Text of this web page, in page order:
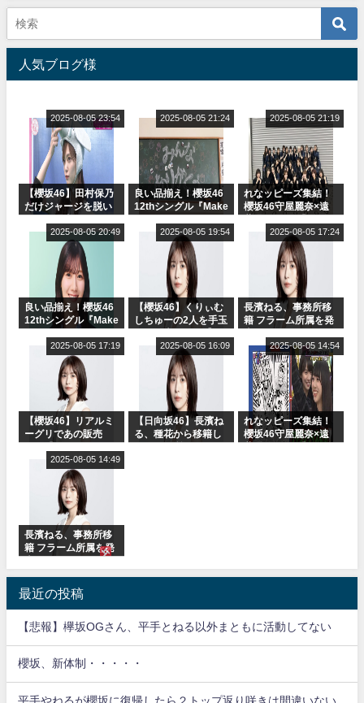
人気ブログ様
【櫻坂46】田村保乃
だけジャージを脱い
2025-08-05 23:54
良い品揃え！櫻坂46
12thシングル『Make
ャルグッズ絶賛販売
2025-08-05 21:24
れなッピーズ集結！
櫻坂46守屋麗奈×遠
ット！」水曜スタジ
オ出演決定
2025-08-05 21:19
良い品揃え！櫻坂46
12thシングル『Make
ャルグッズ絶賛販売
2025-08-05 20:49
【櫻坂46】くりぃむ
しちゅーの2人を手玉
りぃむナンタラ】
2025-08-05 19:54
長濱ねる、事務所移
籍 フラーム所属を発
2025-08-05 17:24
【櫻坂46】リアルミ
ーグリであの販売
Break』オフィシャ
ルグッズ解禁
2025-08-05 17:19
【日向坂46】長濱ね
る、種花から移籍し
2025-08-05 16:09
れなッピーズ集結！
櫻坂46守屋麗奈×遠
2025-08-05 14:54
長濱ねる、事務所移
籍 フラーム所属を発
2025-08-05 14:49
最近の投稿
【悲報】欅坂OGさん、平手とねる以外まともに活動してない
櫻坂、新体制・・・・・
平手やねるが櫻坂に復帰したら２トップ返り咲きは間違いない